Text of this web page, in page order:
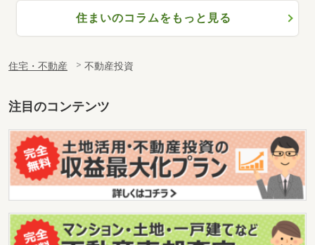
住まいのコラムをもっと見る
住宅・不動産 不動産投資
注目のコンテンツ